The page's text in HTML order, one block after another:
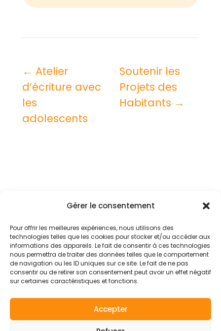
Gérer le consentement
Pour offrir les meilleures expériences, nous utilisons des
technologies telles que les cookies pour stocker et/ou accéder aux
informations des appareils. Le fait de consentir à ces technologies
nous permettra de traiter des données telles que le comportement
de navigation ou les ID uniques sur ce site. Le fait de ne pas
consentir ou de retirer son consentement peut avoir un effet négatif
sur certaines caractéristiques et fonctions.
Accepter
← Atelier
d’écriture avec
les
adolescents
Soutenir les
Projets des
Habitants →
Politique de confidentialité
Politique de cookies (UE)
© 2026 - Axes pluriels